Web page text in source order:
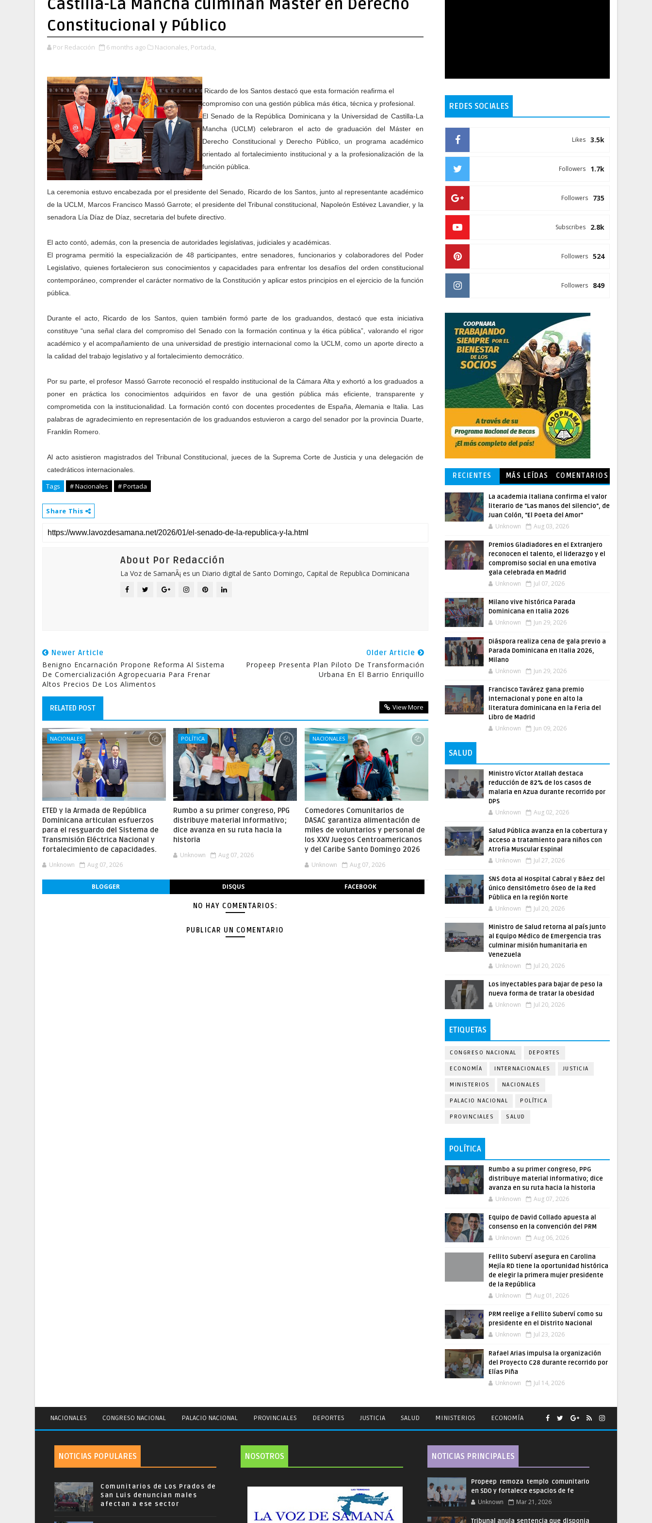
Castilla-La Mancha culminan Máster en Derecho
Constitucional y Público
Por Redacción 6 months ago Nacionales, Portada,
Ricardo de los Santos destacó que esta formación reafirma el
compromiso con una gestión pública más ética, técnica y profesional.
El Senado de la República Dominicana y la Universidad de Castilla-La
Mancha (UCLM) celebraron el acto de graduación del Máster en
Derecho Constitucional y Derecho Público, un programa académico
orientado al fortalecimiento institucional y a la profesionalización de la
función pública.
La ceremonia estuvo encabezada por el presidente del Senado, Ricardo de los Santos, junto al representante académico
de la UCLM, Marcos Francisco Massó Garrote; el presidente del Tribunal constitucional, Napoleón Estévez Lavandier, y la
senadora Lía Díaz de Díaz, secretaria del bufete directivo.
El acto contó, además, con la presencia de autoridades legislativas, judiciales y académicas.
El programa permitió la especialización de 48 participantes, entre senadores, funcionarios y colaboradores del Poder
Legislativo, quienes fortalecieron sus conocimientos y capacidades para enfrentar los desafíos del orden constitucional
contemporáneo, comprender el carácter normativo de la Constitución y aplicar estos principios en el ejercicio de la función
pública.
Durante el acto, Ricardo de los Santos, quien también formó parte de los graduandos, destacó que esta iniciativa
constituye “una señal clara del compromiso del Senado con la formación continua y la ética pública”, valorando el rigor
académico y el acompañamiento de una universidad de prestigio internacional como la UCLM, como un aporte directo a
la calidad del trabajo legislativo y al fortalecimiento democrático.
Por su parte, el profesor Massó Garrote reconoció el respaldo institucional de la Cámara Alta y exhortó a los graduados a
poner en práctica los conocimientos adquiridos en favor de una gestión pública más eficiente, transparente y
comprometida con la institucionalidad. La formación contó con docentes procedentes de España, Alemania e Italia. Las
palabras de agradecimiento en representación de los graduandos estuvieron a cargo del senador por la provincia Duarte,
Franklin Romero.
Al acto asistieron magistrados del Tribunal Constitucional, jueces de la Suprema Corte de Justicia y una delegación de
catedráticos internacionales.
Tags # Nacionales # Portada
Share This
About Por Redacción
La Voz de SamanÃ¡ es un Diario digital de Santo Domingo, Capital de Republica Dominicana
Newer Article
Benigno Encarnación Propone Reforma Al Sistema
De Comercialización Agropecuaria Para Frenar
Altos Precios De Los Alimentos
Older Article
Propeep Presenta Plan Piloto De Transformación
Urbana En El Barrio Enriquillo
RELATED POST View More
NACIONALES
ETED y la Armada de República
Dominicana articulan esfuerzos
para el resguardo del Sistema de
Transmisión Eléctrica Nacional y
fortalecimiento de capacidades.
Unknown Aug 07, 2026
POLÍTICA
Rumbo a su primer congreso, PPG
distribuye material informativo;
dice avanza en su ruta hacia la
historia
Unknown Aug 07, 2026
NACIONALES
Comedores Comunitarios de
DASAC garantiza alimentación de
miles de voluntarios y personal de
los XXV Juegos Centroamericanos
y del Caribe Santo Domingo 2026
Unknown Aug 07, 2026
BLOGGER DISQUS FACEBOOK
NO HAY COMENTARIOS:
PUBLICAR UN COMENTARIO
REDES SOCIALES
3.5k
Likes
1.7k
Followers
735
Followers
2.8k
Subscribes
524
Followers
849
Followers
RECIENTES MÁS LEÍDAS COMENTARIOS
La academia italiana confirma el valor
literario de "Las manos del silencio", de
Juan Colón, "El Poeta del Amor"
Unknown Aug 03, 2026
Premios Gladiadores en el Extranjero
reconocen el talento, el liderazgo y el
compromiso social en una emotiva
gala celebrada en Madrid
Unknown Jul 07, 2026
Milano vive histórica Parada
Dominicana en Italia 2026
Unknown Jun 29, 2026
Diáspora realiza cena de gala previo a
Parada Dominicana en Italia 2026,
Milano
Unknown Jun 29, 2026
Francisco Tavárez gana premio
internacional y pone en alto la
literatura dominicana en la Feria del
Libro de Madrid
Unknown Jun 09, 2026
SALUD
Ministro Víctor Atallah destaca
reducción de 82% de los casos de
malaria en Azua durante recorrido por
DPS
Unknown Aug 02, 2026
Salud Pública avanza en la cobertura y
acceso a tratamiento para niños con
Atrofia Muscular Espinal
Unknown Jul 27, 2026
SNS dota al Hospital Cabral y Báez del
único densitómetro óseo de la Red
Pública en la región Norte
Unknown Jul 20, 2026
Ministro de Salud retorna al país junto
al Equipo Médico de Emergencia tras
culminar misión humanitaria en
Venezuela
Unknown Jul 20, 2026
Los inyectables para bajar de peso la
nueva forma de tratar la obesidad
Unknown Jul 20, 2026
ETIQUETAS
CONGRESO NACIONAL DEPORTES
ECONOMÍA INTERNACIONALES JUSTICIA
MINISTERIOS NACIONALES
PALACIO NACIONAL POLÍTICA
PROVINCIALES SALUD
POLÍTICA
Rumbo a su primer congreso, PPG
distribuye material informativo; dice
avanza en su ruta hacia la historia
Unknown Aug 07, 2026
Equipo de David Collado apuesta al
consenso en la convención del PRM
Unknown Aug 06, 2026
Fellito Suberví asegura en Carolina
Mejía RD tiene la oportunidad histórica
de elegir la primera mujer presidente
de la República
Unknown Aug 01, 2026
PRM reelige a Fellito Suberví como su
presidente en el Distrito Nacional
Unknown Jul 23, 2026
Rafael Arias impulsa la organización
del Proyecto C28 durante recorrido por
Elías Piña
Unknown Jul 14, 2026
NACIONALES CONGRESO NACIONAL PALACIO NACIONAL PROVINCIALES DEPORTES JUSTICIA SALUD MINISTERIOS ECONOMÍA
NOTICIAS POPULARES
Comunitarios de Los Prados de
San Luis denuncian males
afectan a ese sector
NOSOTROS NOTICIAS PRINCIPALES
Propeep remoza templo comunitario
en SDO y fortalece espacios de fe
Unknown Mar 21, 2026
Tribunal anula sentencia que disponia